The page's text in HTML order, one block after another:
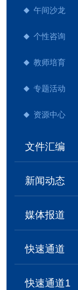
午间沙龙
个性咨询
教师培育
专题活动
资源中心
文件汇编
新闻动态
媒体报道
快速通道
快速通道1